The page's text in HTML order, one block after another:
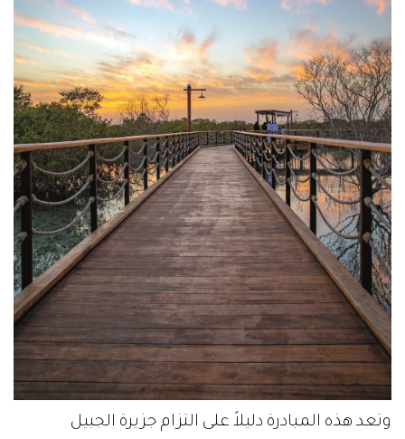
وتعد هذه المبادرة دليلاً على التزام جزيرة الجبيل